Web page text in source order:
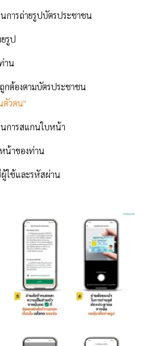
การถ่ายรูปบัตรประชาชน
รูป
าน
กต้องตามบัตรประชาชน
ตัวตน"
การสแกนใบหน้า
น้าของท่าน
ใช้และรหัสผ่าน